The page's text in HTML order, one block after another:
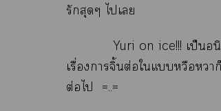
รักสุดๆ ไเ
Yuri on ice!!! เป็นอ
เรื่องาจิ้นต่อใแหวือหว
ต่อไ =..=